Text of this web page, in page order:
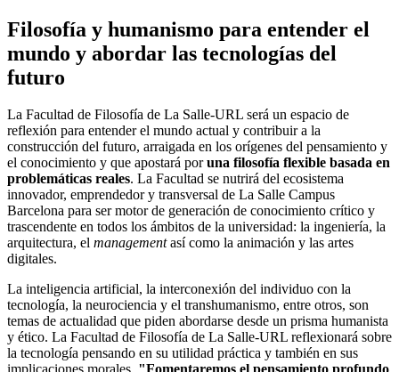
Filosofía y humanismo para entender el
mundo y abordar las tecnologías del
futuro
​La Facultad de Filosofía de La Salle-URL será un espacio de
reflexión para entender el mundo actual y contribuir a la
construcción del futuro, arraigada en los orígenes del pensamiento y
el conocimiento y que apostará poruna filosofía flexible basada en
problemáticas reales. La Facultad se nutrirá del ecosistema
innovador, emprendedor y transversal de La Salle Campus
Barcelona para ser motor de generación de conocimiento crítico y
trascendente en todos los ámbitos de la universidad: la ingeniería, la
arquitectura, el managementasí como la animación y las artes
digitales.
La inteligencia artificial, la interconexión del individuo con la
tecnología, la neurociencia y el transhumanismo, entre otros, son
temas de actualidad que piden abordarse desde un prisma humanista
y ético. La Facultad de Filosofía de La Salle-URL reflexionará sobre
la tecnología pensando en su utilidad práctica y también en sus